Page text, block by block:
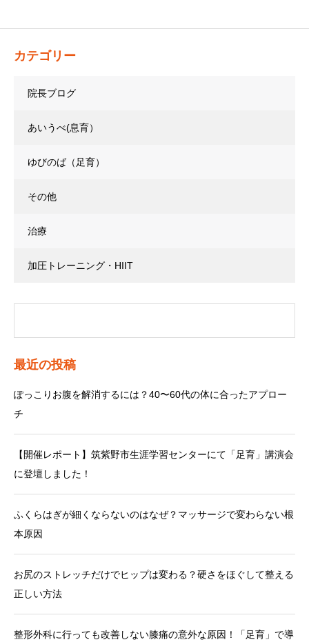
カテゴリー
院長ブログ
あいうべ(息育）
ゆびのば（足育）
その他
治療
加圧トレーニング・HIIT
最近の投稿
ぽっこりお腹を解消するには？40〜60代の体に合ったアプロー
チ
【開催レポート】筑紫野市生涯学習センターにて「足育」講演会
に登壇しました！
ふくらはぎが細くならないのはなぜ？マッサージで変わらない根
本原因
お尻のストレッチだけでヒップは変わる？硬さをほぐして整える
正しい方法
整形外科に行っても改善しない膝痛の意外な原因！「足育」で導